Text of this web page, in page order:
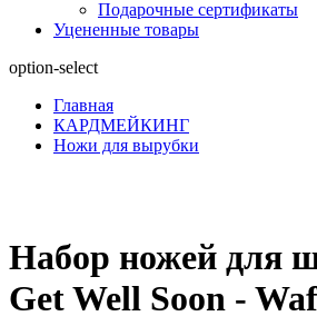
Подарочные сертификаты
Уцененные товары
option-select
Главная
КАРДМЕЙКИНГ
Ножи для вырубки
Набор ножей для
Get Well Soon -